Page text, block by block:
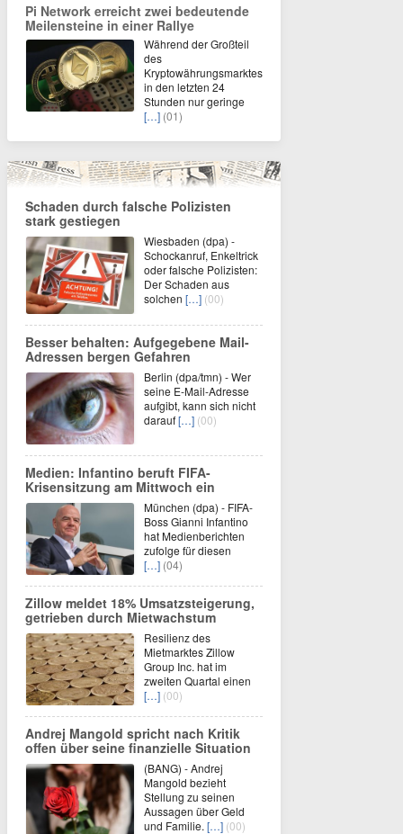
Pi Network erreicht zwei bedeutende
Meilensteine in einer Rallye
Während der Großteil
des
Kryptowährungsmarktes
in den letzten 24
Stunden nur geringe
[…] (01)
Schaden durch falsche Polizisten
stark gestiegen
Wiesbaden (dpa) -
Schockanruf, Enkeltrick
oder falsche Polizisten:
Der Schaden aus
solchen […] (00)
Besser behalten: Aufgegebene Mail-
Adressen bergen Gefahren
Berlin (dpa/tmn) - Wer
seine E-Mail-Adresse
aufgibt, kann sich nicht
darauf[…] (00)
Medien: Infantino beruft FIFA-
Krisensitzung am Mittwoch ein
München (dpa) - FIFA-
Boss Gianni Infantino
hat Medienberichten
zufolge für diesen
[…] (04)
Zillow meldet 18% Umsatzsteigerung,
getrieben durch Mietwachstum
Resilienz des
Mietmarktes Zillow
Group Inc. hat im
zweiten Quartal einen
[…] (00)
Andrej Mangold spricht nach Kritik
offen über seine finanzielle Situation
(BANG) - Andrej
Mangold bezieht
Stellung zu seinen
Aussagen über Geld
und Familie. […] (00)